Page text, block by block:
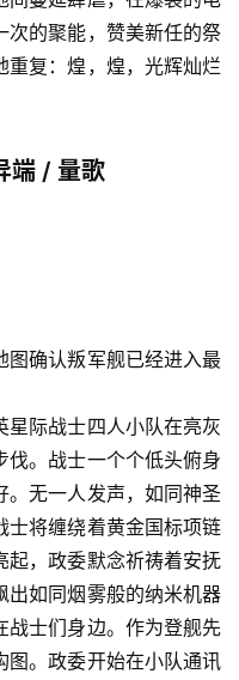
次的聚能，赞美新任的祭
重复：煌，煌，光辉灿烂
端 / 量歌
图确认叛军舰已经进入最
星际战士四人小队在亮灰
伐。战士一个个低头俯身
。无一人发声，如同神圣
士将缠绕着黄金国标项链
起，政委默念祈祷着安抚
出如同烟雾般的纳米机器
战士们身边。作为登舰先
图。政委开始在小队通讯